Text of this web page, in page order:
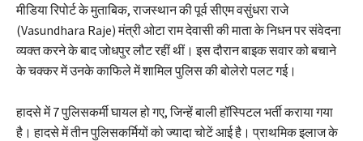
मीडिया रिपोर्ट के मुताबिक, राजस्थान की पूर्व सीएम वसुंधरा राजे
(Vasundhara Raje) मंत्री ओटा राम देवासी की माता के निधन पर संवेदना
व्यक्त करने के बाद जोधपुर लौट रहीं थीं। इस दौरान बाइक सवार को बचाने
के चक्कर में उनके काफिले में शामिल पुलिस की बोलेरो पलट गई।
हादसे में 7 पुलिसकर्मी घायल हो गए, जिन्हें बाली हॉस्पिटल भर्ती कराया गया
है। हादसे में तीन पुलिसकर्मियों को ज्यादा चोटें आई है। प्राथमिक इलाज के